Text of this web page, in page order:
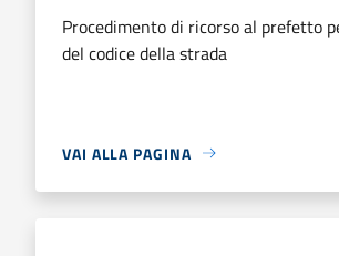
Procedimento di ricorso al prefetto
del codice della strada
VAI ALLA PAGINA